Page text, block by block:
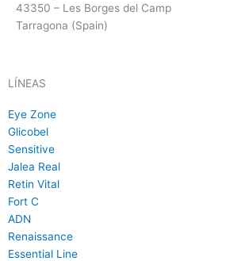
43350 – Les Borges del Camp
Tarragona (Spain)
LÍNEAS
Eye Zone
Glicobel
Sensitive
Jalea Real
Retin Vital
Fort C
ADN
Renaissance
Essential Line